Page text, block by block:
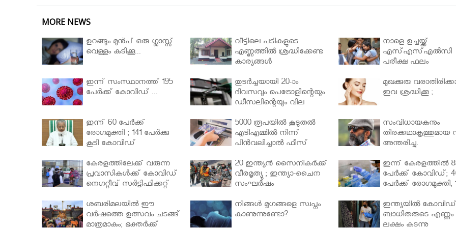
MORE NEWS
ഉറങ്ങും മുന്‍പ് ഒരു ഗ്ലാസ്സ്
വെള്ളം കുടിക്കൂ...
വീട്ടിലെ പടികളുടെ
എണ്ണത്തിൽ ശ്രദ്ധിക്കേണ്ട
കാര്യങ്ങൾ
നാളെ ഉച്ചയ്ക്ക്
എസ്എസ്എല്‍സി
പരീക്ഷ ഫലം
ഇന്ന് സംസ്ഥാനത്ത് 195
പേര്‍ക്ക് കോവിഡ് ...
തുടർച്ചയായി 20-ാം
ദിവസവും പെട്രോളിന്റെയും
ഡീസലിന്റെയും വില
മുഖക്കുരു
ഇവ ശ്രദ്ധിക്കൂ ;
ഇന്ന് 60 പേർക്ക്
രോഗമുക്തി ; 141 പേര്‍ക്കു
കൂടി കോവിഡ്
5000 രൂപയിൽ കൂടുതൽ
എടിഎമ്മിൽ നിന്ന്
പിൻവലിച്ചാൽ ഫീസ്
സംവിധായകനും
തിരക്കഥാകൃത്തുമായ
അന്തരിച്ചു.
കേരളത്തിലേക്ക് വരുന്ന
പ്രവാസികള്‍ക്ക് കോവിഡ്
നെഗറ്റീവ് സര്‍ട്ടിഫിക്കറ്റ്
മന്ത്രിസഭ
20 ഇന്ത്യൻ സൈനികർക്ക്
വീരമൃത്യു ; ഇന്ത്യാ-ചൈന
സംഘർഷം
ഇന്ന് കേരളത്തിൽ
പേർക്ക് കോവിഡ്;
പേർക്ക് രോഗമുക്തി,
ശബരിമലയില്‍ ഈ
വർഷത്തെ ഉത്സവം ചടങ്ങ്
മാത്രമാകും; ഭക്തർക്ക്
നിങ്ങള്‍ മൃഗങ്ങളെ സ്വപ്നം
കാണുന്നുണ്ടോ?
ഇന്ത്യയിൽ കോവിഡ്
ബാധിതരുടെ എണ്ണം
ലക്ഷം കടന്നു